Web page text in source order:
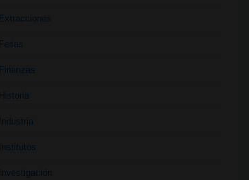
Extracciones
Ferias
Finanzas
Historia
Industria
Institutos
Investigación